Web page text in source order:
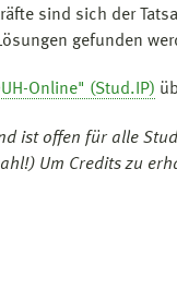
sind sich der
gefunden
Online" (Stud.IP)
ist offen für alle
Um Credits zu